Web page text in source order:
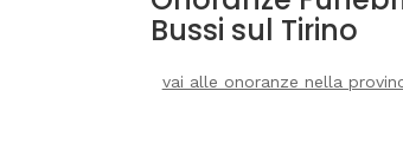
Bussi sul Tirino
vai alle onoranze nella